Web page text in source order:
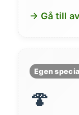
→ Gå till
Egen
🍄